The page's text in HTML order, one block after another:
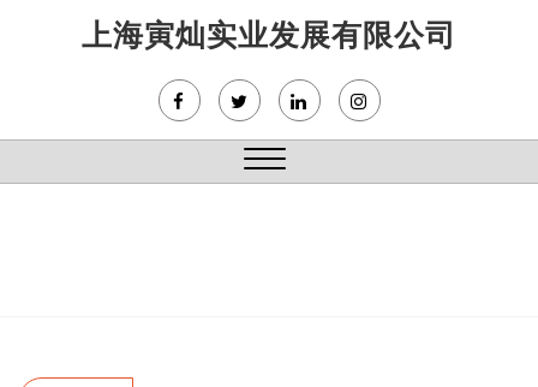
上海寅灿实业发展有限公司
Close